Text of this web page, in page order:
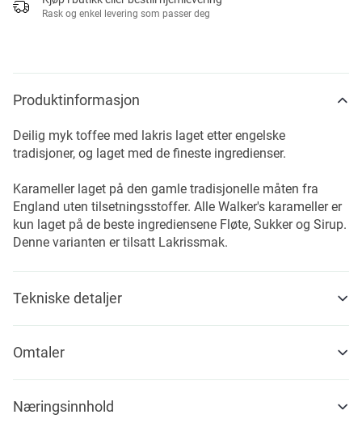
Rask og enkel levering som passer deg
Produktinformasjon
Deilig myk toffee med lakris laget etter engelske
tradisjoner, og laget med de fineste ingredienser.
Karameller laget på den gamle tradisjonelle måten fra
England uten tilsetningsstoffer. Alle Walker's karameller er
kun laget på de beste ingrediensene Fløte, Sukker og Sirup.
Denne varianten er tilsatt Lakrissmak.
Tekniske detaljer
Omtaler
Næringsinnhold